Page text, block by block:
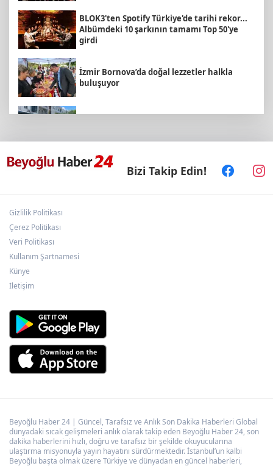
BLOK3'ten Spotify Türkiye'de tarihi rekor...
Albümdeki 10 şarkının tamamı Top 50'ye
girdi
İzmir Bornova’da doğal lezzetler halkla
buluşuyor
“Bu Kampta Hayat Var” projesi özel
bireylere yaz tatili sunuyor
Bizi Takip Edin!
Gizlilik Politikası
Çerez Politikası
Veri Politikası
Kullanım Şartnamesi
Künye
İletişim
Beyoğlu Haber 24 | Güncel, Tarafsız ve Anlık Son Dakika Haberleri Global
dünyadaki sıcak gelişmeleri anlık olarak takip eden Beyoğlu Haber 24, son
dakika haberlerini hızlı, doğru ve tarafsız bir şekilde okuyucularına
ulaştırma misyonuyla yayın hayatını sürdürmektedir. İstanbul’un kalbi
Beyoğlu başta olmak üzere Türkiye ve dünyadan en güncel haberleri,